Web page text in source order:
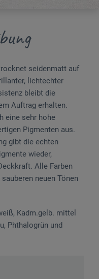
seidenmatt auf
lichtechter
bleibt die
Auftrag erhalten.
eine sehr hohe
Pigmenten aus.
gibt die echten
wieder,
Alle Farben
neuen Tönen
Kadm.gelb. mittel
Phthalogrün und